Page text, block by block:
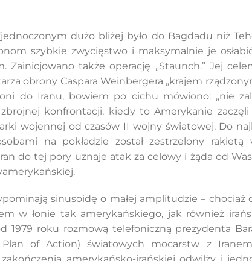
dużo bliżej było do Bagdadu niż
szybkie zwycięstwo i maksymalnie je
Zainicjowano także operację „Staunch.” Jej
obrony Caspara Weinbergera „krajem
do Iranu, bowiem po cichu mówiono: „nie
konfrontacji, kiedy to Amerykanie
wojennej od czasów II wojny światowej. Do
na pokładzie został zestrzelony rakietą
do tej pory uznaje atak za celowy i żąda od
sinusoidę o małej amplitudzie –
w łonie tak amerykańskiego, jak również
1979 roku rozmową telefoniczną prezydenta
of Action) światowych mocarstw z